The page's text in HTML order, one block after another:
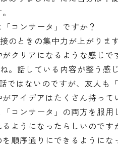
コンサータ」ですか？
のときの集中力が上がりま
クリアになるような感じで
。 話している内容が整う感じ
ではないのですが、友人も
アイデアはたくさん持っ
コンサータ」の両方を服
ようになったらしいので
順序通りにできるように